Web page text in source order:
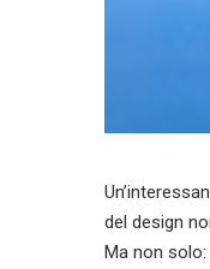
del design
Ma non